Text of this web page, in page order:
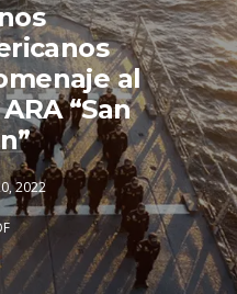
al
“San
2022